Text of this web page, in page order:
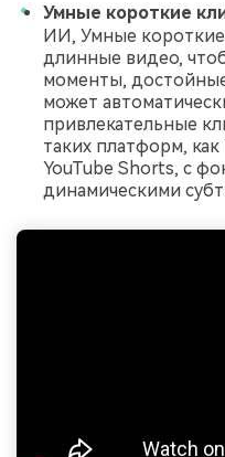
Умные короткие
ИИ, Умные
длинные видео,
моменты,
может
привлекательные
таких платформ,
YouTube Shorts, с
динамическими